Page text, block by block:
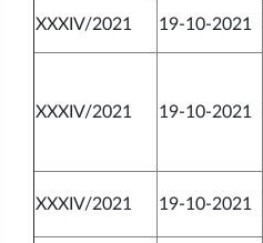
XXXIV/2021 19-10-2021
XXXIV/2021 19-10-2021
XXXIV/2021 19-10-2021